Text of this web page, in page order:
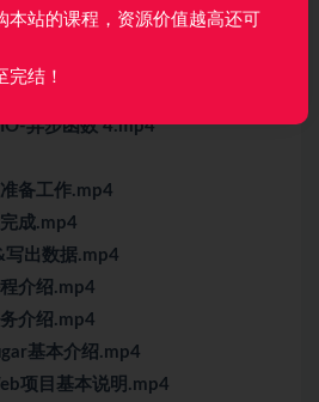
异步函数 1.mp4
异步函数 4.mp4
备工作.mp4
成.mp4
出数据.mp4
介绍.mp4
介绍.mp4
基本介绍.mp4
项目基本说明.mp4
站的课程，资源价值越高还可
完结！